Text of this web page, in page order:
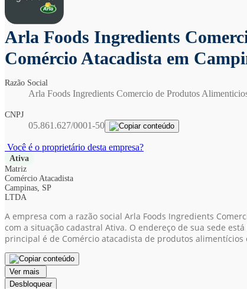
Arla Foods Ingredients
Comércio Atacadista em
Razão Social
Arla Foods Ingredients Comercio de Produtos
CNPJ
05.861.627/0001-50
Você é o proprietário desta empresa?
Ativa
Matriz
Comércio Atacadista
Campinas, SP
LTDA
A empresa com a razão social Arla Foods Ingredients
com a situação cadastral Ativa. O endereço de sua sede
principal é de Comércio atacadista de produtos alimentícios
Ver mais
Desbloquear